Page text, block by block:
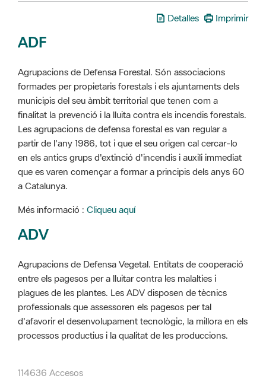
Detalles Imprimir
ADF
Agrupacions de Defensa Forestal. Són associacions
formades per propietaris forestals i els ajuntaments dels
municipis del seu àmbit territorial que tenen com a
finalitat la prevenció i la lluita contra els incendis forestals.
Les agrupacions de defensa forestal es van regular a
partir de l'any 1986, tot i que el seu origen cal cercar-lo
en els antics grups d'extinció d'incendis i auxili immediat
que es varen començar a formar a principis dels anys 60
a Catalunya.
Més informació : Cliqueu aquí
ADV
Agrupacions de Defensa Vegetal. Entitats de cooperació
entre els pagesos per a lluitar contra les malalties i
plagues de les plantes. Les ADV disposen de tècnics
professionals que assessoren els pagesos per tal
d'afavorir el desenvolupament tecnològic, la millora en els
processos productius i la qualitat de les produccions.
114636 Accesos